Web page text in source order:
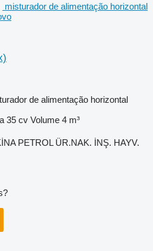
misturador de alimentação horizontal
de alimentação horizontal
35 cv Volume 4 m³
PETROL ÜR.NAK. İNŞ. HAYV.